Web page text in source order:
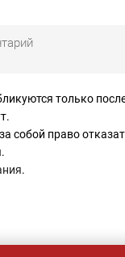
только
собой право
.